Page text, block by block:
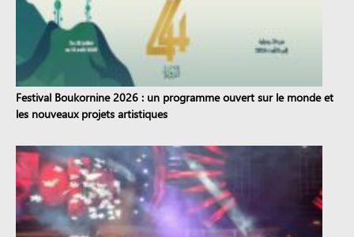
Festival Boukornine 2026 : un programme ouvert sur le monde et
les nouveaux projets artistiques